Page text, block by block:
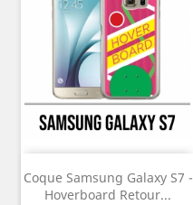
Coque Samsung Galaxy S7 -
Hoverboard Retour...